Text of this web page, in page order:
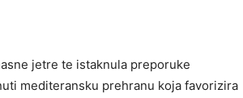
jetre te istaknula preporuke
mediteransku prehranu koja favorizira